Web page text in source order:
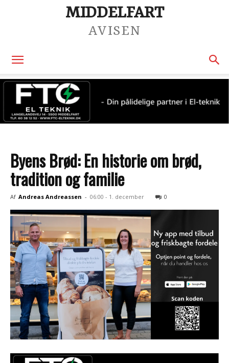
MIDDELFART
AVISEN
Byens Brød: En historie om brød,
tradition og familie
Af Andreas Andreassen - 06:00 - 1. december 0